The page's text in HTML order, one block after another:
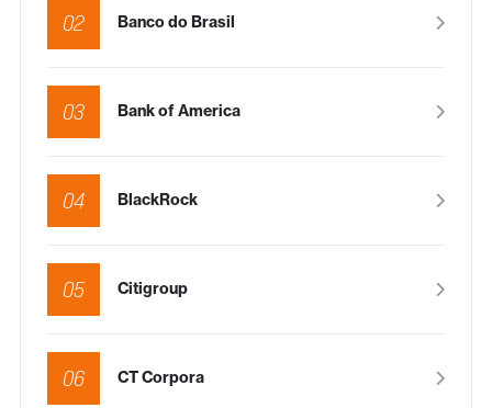
02 Banco do Brasil
03 Bank of America
04 BlackRock
05 Citigroup
06 CT Corpora